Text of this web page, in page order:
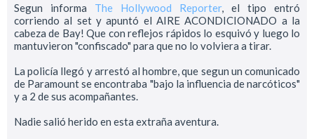
Segun informa The Hollywood Reporter, el tipo entró
corriendo al set y apuntó el AIRE ACONDICIONADO a la
cabeza de Bay! Que con reflejos rápidos lo esquivó y luego lo
mantuvieron "confiscado" para que no lo volviera a tirar.
La policía llegó y arrestó al hombre, que segun un comunicado
de Paramount se encontraba "bajo la influencia de narcóticos"
y a 2 de sus acompañantes.
Nadie salió herido en esta extraña aventura.